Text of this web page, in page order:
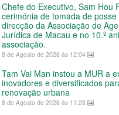
Chefe do Executivo, Sam Hou
cerimónia de tomada de
direcção da Associação de
Jurídica de Macau e no 10.º
associação.
8 de Agosto de 2026 às 12:04
Tam Vai Man instou a MUR a
inovadores e diversificados
renovação urbana
8 de Agosto de 2026 às 11:28